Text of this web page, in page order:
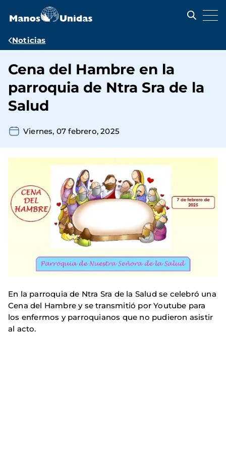
contenido
Ruta
navegación
Noticias
Cena del Hambre en la
parroquia de Ntra Sra de la
Salud
Viernes, 07 febrero, 2025
En la parroquia de Ntra Sra de la Salud se celebró una
Cena del Hambre y se transmitió por Youtube para
los enfermos y parroquianos que no pudieron asistir
al acto.